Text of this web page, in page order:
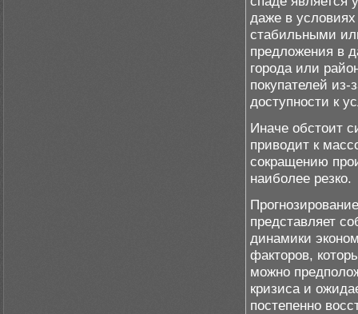
даже в
стабильными
предложения в
города или
покупателей
доступности к
Иначе обстоит
приводит к
сокращению
наиболее резко.
представляет
динамики
факторов,
можно
кризиса и
постепенно